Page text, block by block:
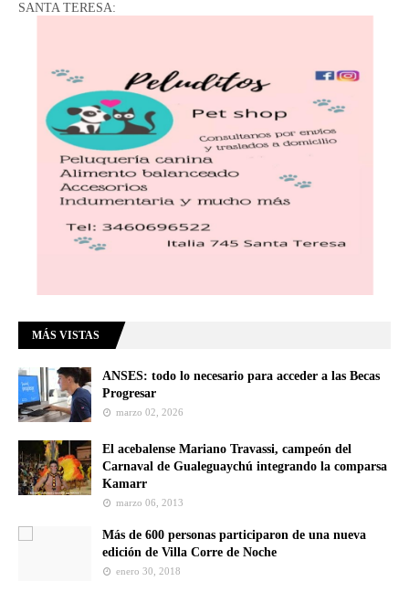
SANTA TERESA:
MÁS VISTAS
ANSES: todo lo necesario para acceder a las Becas
Progresar
marzo 02, 2026
El acebalense Mariano Travassi, campeón del
Carnaval de Gualeguaychú integrando la comparsa
Kamarr
marzo 06, 2013
Más de 600 personas participaron de una nueva
edición de Villa Corre de Noche
enero 30, 2018